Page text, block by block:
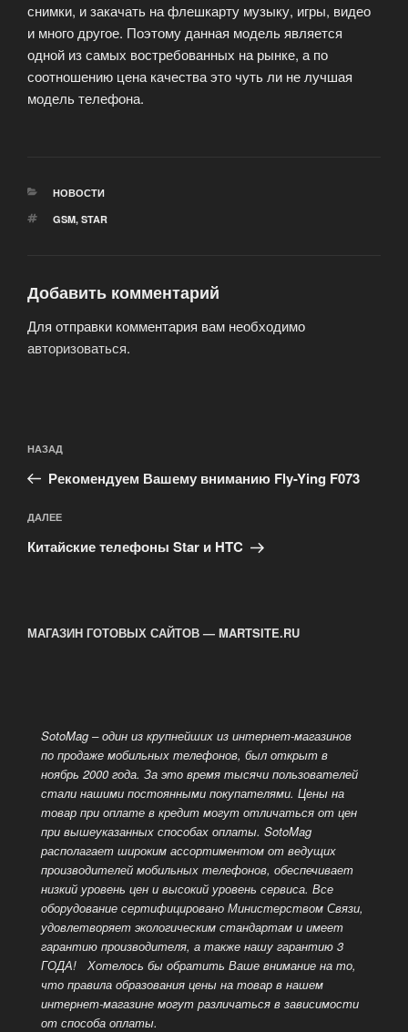
снимки, и закачать на флешкарту музыку, игры, видео
и много другое. Поэтому данная модель является
одной из самых востребованных на рынке, а по
соотношению цена качества это чуть ли не лучшая
модель телефона.
РУБРИКИ
НОВОСТИ
МЕТКИ
GSM, STAR
Добавить комментарий
Для отправки комментария вам необходимо
авторизоваться.
по
записям
Предыдущая
запись:
НАЗАД
Рекомендуем Вашему вниманию Fly-Ying F073
Следующая
запись
ДАЛЕЕ
Китайские телефоны Star и HTC
МАГАЗИН ГОТОВЫХ САЙТОВ — MARTSITE.RU
SotoMag – один из крупнейших из интернет-магазинов
по продаже мобильных телефонов, был открыт в
ноябрь 2000 года. За это время тысячи пользователей
стали нашими постоянными покупателями. Цены на
товар при оплате в кредит могут отличаться от цен
при вышеуказанных способах оплаты. SotoMag
располагает широким ассортиментом от ведущих
производителей мобильных телефонов, обеспечивает
низкий уровень цен и высокий уровень сервиса. Все
оборудование сертифицировано Министерством Связи,
удовлетворяет экологическим стандартам и имеет
гарантию производителя, а также нашу гарантию 3
ГОДА! Хотелось бы обратить Ваше внимание на то,
что правила образования цены на товар в нашем
интернет-магазине могут различаться в зависимости
от способа оплаты.